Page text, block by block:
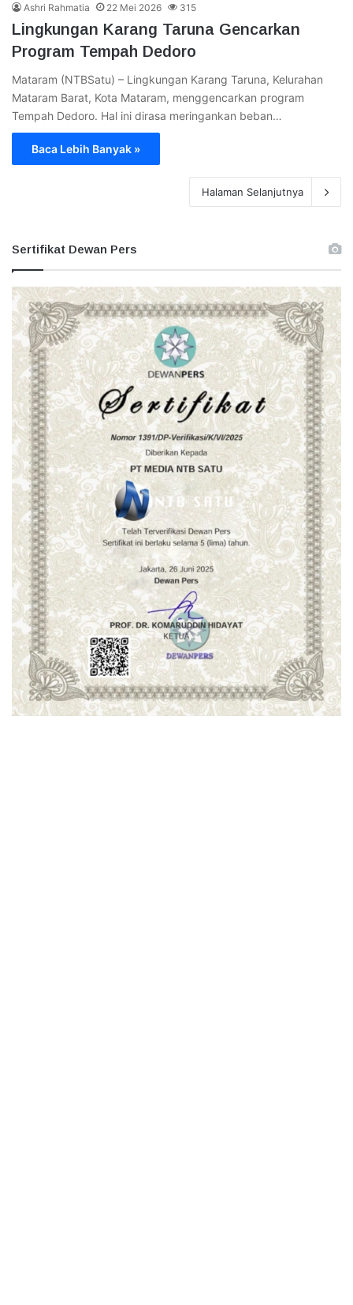
Ashri Rahmatia 22 Mei 2026 315
Lingkungan Karang Taruna Gencarkan
Program Tempah Dedoro
Mataram (NTBSatu) – Lingkungan Karang Taruna, Kelurahan
Mataram Barat, Kota Mataram, menggencarkan program
Tempah Dedoro. Hal ini dirasa meringankan beban…
Baca Lebih Banyak »
Halaman Selanjutnya
Sertifikat Dewan Pers